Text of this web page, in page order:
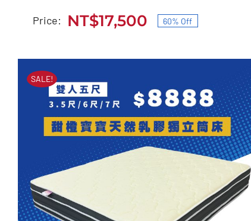
香草芊芊乳膠獨立筒床墊
NT$43,500
始
價
格：
NT$43,500。
NT$17,500前
價
格：
NT$17,500。
Price:
原
始
格：
NT$43,500。
NT$17,500
目
前
格：
NT$17,500。
60% Off
SALE!